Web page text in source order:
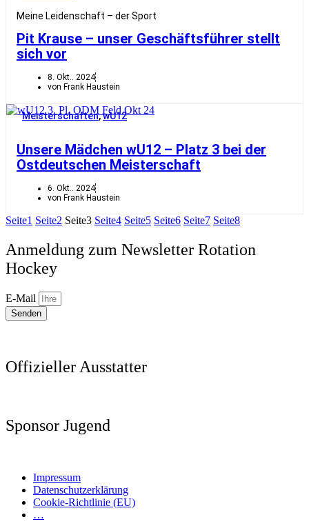
Meine Leidenschaft – der Sport
Pit Krause – unser Geschäftsführer stellt
sich vor
8. Okt.. 2024
von Frank Haustein
Meisterschaften,wU12
Unsere Mädchen wU12 – Platz 3 bei der
Ostdeutschen Meisterschaft
6. Okt.. 2024
von Frank Haustein
Seite1 Seite2 Seite3 Seite4 Seite5 Seite6 Seite7 Seite8
Anmeldung zum Newsletter Rotation
Hockey
E-Mail
Senden
Offizieller Ausstatter
Sponsor Jugend
Impressum
Datenschutzerklärung
Cookie-Richtlinie (EU)
…